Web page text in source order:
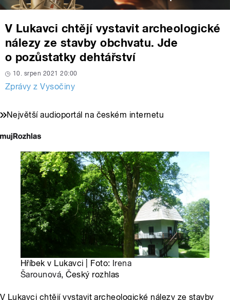
V Lukavci chtějí vystavit archeologické
nálezy ze stavby obchvatu. Jde
o pozůstatky dehtářství
10. srpen 2021 20:00
Zprávy z Vysočiny
Největší audioportál na českém internetu
Hříbek v Lukavci | Foto: Irena
Šarounová, Český rozhlas
V Lukavci chtějí vystavit archeologické nálezy ze stavby